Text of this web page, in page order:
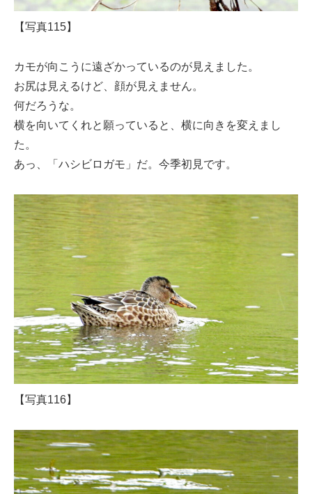
【写真115】
カモが向こうに遠ざかっているのが見えました。
お尻は見えるけど、顔が見えません。
何だろうな。
横を向いてくれと願っていると、横に向きを変えまし
た。
あっ、「ハシビロガモ」だ。今季初見です。
【写真116】